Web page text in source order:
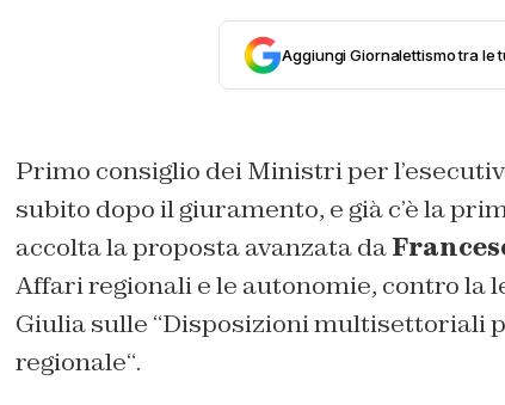
Aggiungi Giornalettismo tra le
Primo consiglio dei Ministri per
subito dopo il giuramento, e già c’è la
accolta la proposta avanzata da
Affari regionali e le autonomie, contro la
Giulia sulle “Disposizioni multisettoriali
regionale“.